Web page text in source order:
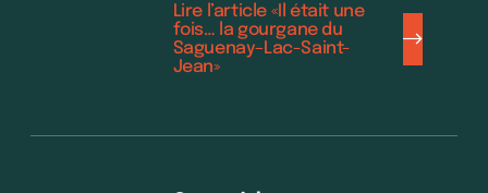
Lire l’article «Il était une
fois… la gourgane du
Saguenay–Lac-Saint-
Jean»